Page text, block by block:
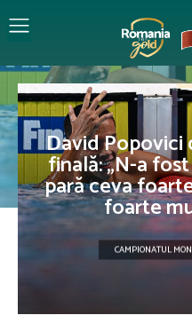
David Popovici
finală: „N-a
pară ceva
foarte
CAMPIONATUL